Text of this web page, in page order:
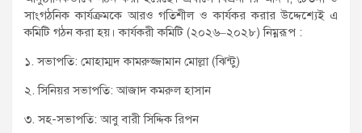
সাংগঠনিক কার্যক্রমকে আরও গতিশীল ও কার্যকর করার উদ্দেশ্যেই এ
কমিটি গঠন করা হয়। কার্যকরী কমিটি (২০২৬–২০২৮) নিম্নরূপ :
১. সভাপতি: মোহাম্মদ কামরুজ্জামান মোল্লা (ঝিন্টু)
২. সিনিয়র সভাপতি: আজাদ কমরুল হাসান
৩. সহ-সভাপতি: আবু বারী সিদ্দিক রিপন